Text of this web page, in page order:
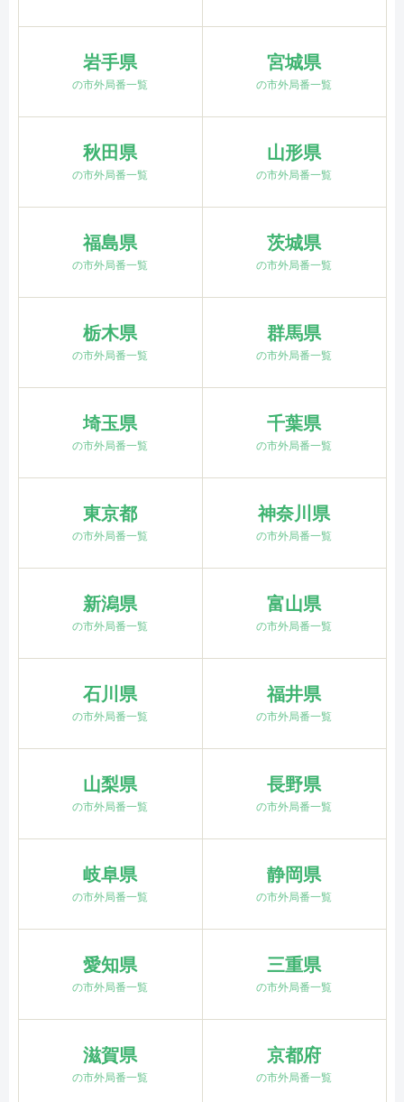
岩手県
の市外局番一覧
宮城県
の市外局番一覧
秋田県
の市外局番一覧
山形県
の市外局番一覧
福島県
の市外局番一覧
茨城県
の市外局番一覧
栃木県
の市外局番一覧
群馬県
の市外局番一覧
埼玉県
の市外局番一覧
千葉県
の市外局番一覧
東京都
の市外局番一覧
神奈川県
の市外局番一覧
新潟県
の市外局番一覧
富山県
の市外局番一覧
石川県
の市外局番一覧
福井県
の市外局番一覧
山梨県
の市外局番一覧
長野県
の市外局番一覧
岐阜県
の市外局番一覧
静岡県
の市外局番一覧
愛知県
の市外局番一覧
三重県
の市外局番一覧
滋賀県
の市外局番一覧
京都府
の市外局番一覧